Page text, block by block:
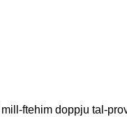
ftehim doppju tal-